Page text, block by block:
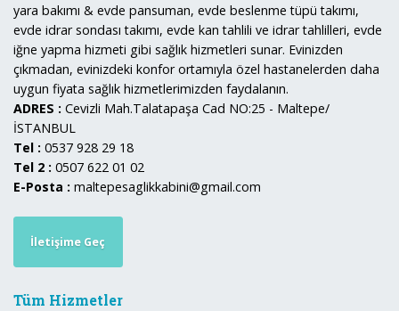
yara bakımı & evde pansuman, evde beslenme tüpü takımı,
evde idrar sondası takımı, evde kan tahlili ve idrar tahlilleri, evde
iğne yapma hizmeti gibi sağlık hizmetleri sunar. Evinizden
çıkmadan, evinizdeki konfor ortamıyla özel hastanelerden daha
uygun fiyata sağlık hizmetlerimizden faydalanın.
ADRES : Cevizli Mah.Talatapaşa Cad NO:25 - Maltepe/
İSTANBUL
Tel : 0537 928 29 18
Tel 2 : 0507 622 01 02
E-Posta : maltepesaglikkabini@gmail.com
İletişime Geç
Tüm Hizmetler